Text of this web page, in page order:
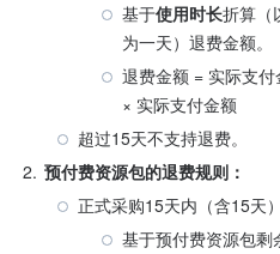
基于使用时长折算（
为一天）退费金额。
退费金额 = 实际支付
× 实际支付金额
超过15天不支持退费。
2. 预付费资源包的退费规则：
正式采购15天内（含15天
基于预付费资源包剩